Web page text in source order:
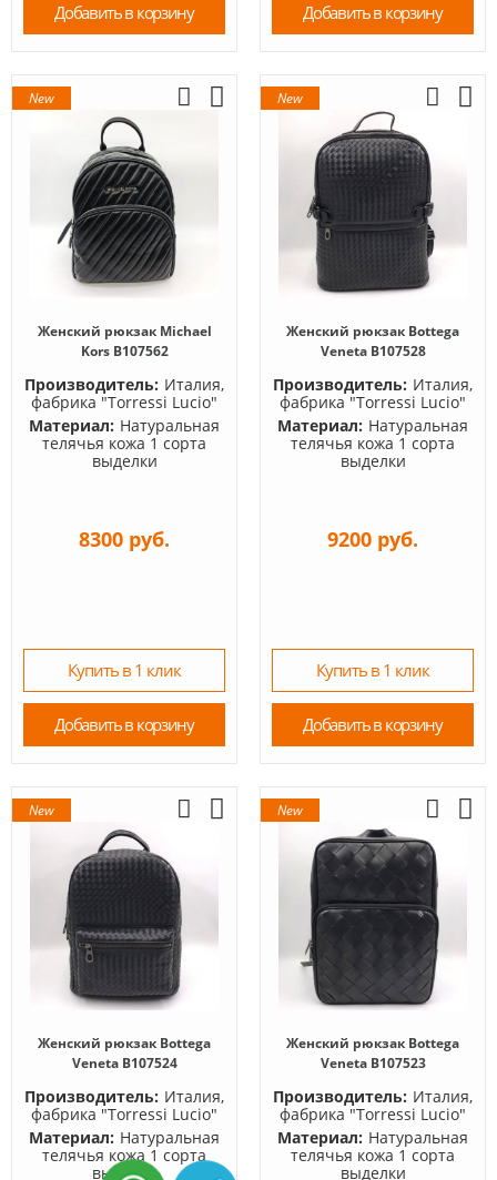
Добавить в корзину Добавить в корзину
New
Женский рюкзак Michael
Kors B107562
Производитель: Италия,
фабрика "Torressi Lucio"
Материал: Натуральная
телячья кожа 1 сорта
выделки
8300 руб.
Купить в 1 клик
Добавить в корзину
New
Женский рюкзак Bottega
Veneta B107528
Производитель: Италия,
фабрика "Torressi Lucio"
Материал: Натуральная
телячья кожа 1 сорта
выделки
9200 руб.
Купить в 1 клик
Добавить в корзину
New
Женский рюкзак Bottega
Veneta B107524
Производитель: Италия,
фабрика "Torressi Lucio"
Материал: Натуральная
телячья кожа 1 сорта
выделки
New
Женский рюкзак Bottega
Veneta B107523
Производитель: Италия,
фабрика "Torressi Lucio"
Материал: Натуральная
телячья кожа 1 сорта
выделки